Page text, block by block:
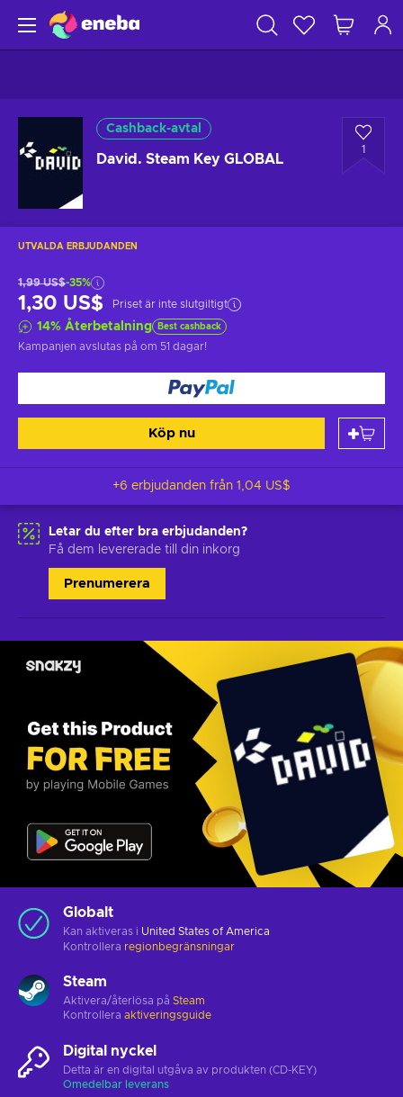
Cashback-avtal
David. Steam Key GLOBAL
1
UTVALDA ERBJUDANDEN
1,99 US$-35%
1,30 US$ Priset är inte slutgiltigt
14% Återbetalning Best cashback
Kampanjen avslutas på om 51 dagar!
Köp nu
+6 erbjudanden från 1,04 US$
Letar du efter bra erbjudanden?
Få dem levererade till din inkorg
Prenumerera
Globalt
Kan aktiveras i United States of America
Kontrollera regionbegränsningar
Steam
Aktivera/återlösa på Steam
Kontrollera aktiveringsguide
Digital nyckel
Detta är en digital utgåva av produkten (CD-KEY)
Omedelbar leverans